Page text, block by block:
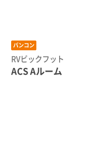
バンコン
RVビックフット
ACS Aルーム